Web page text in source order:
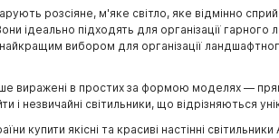
розсіяне, м'яке світло, яке відмінно
ідеально підходять для організації гарного
вибором для організації
виражені в простих за формою моделях —
і незвичайні світильники, що відрізняються
купити якісні та красиві настінні